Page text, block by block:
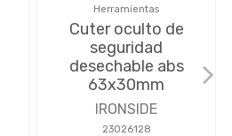
Herramientas
Cuter oculto de
seguridad
desechable abs
63x30mm
IRONSIDE
23026128